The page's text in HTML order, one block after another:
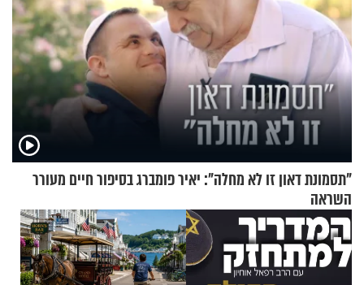
"תסמונת דאון זו לא מחלה": יאיר פומברג בסיפור חיים מעורר
השראה